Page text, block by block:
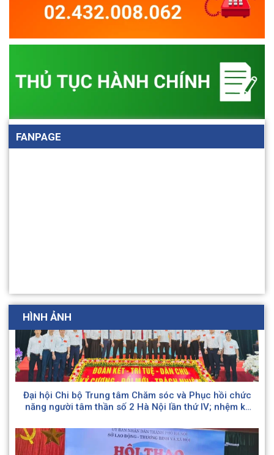
FANPAGE
HÌNH ẢNH
Đại hội Chi bộ Trung tâm Chăm sóc và Phục hồi chức
năng người tâm thần số 2 Hà Nội lần thứ IV; nhệm kỳ
(2025 – 2030)